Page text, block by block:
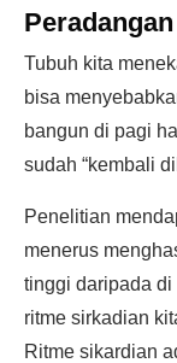
Tubuh kita
bisa
bangun di pagi
sudah “kembali
Penelitian
menerus
tinggi daripada
ritme sirkadian
Ritme sikardian